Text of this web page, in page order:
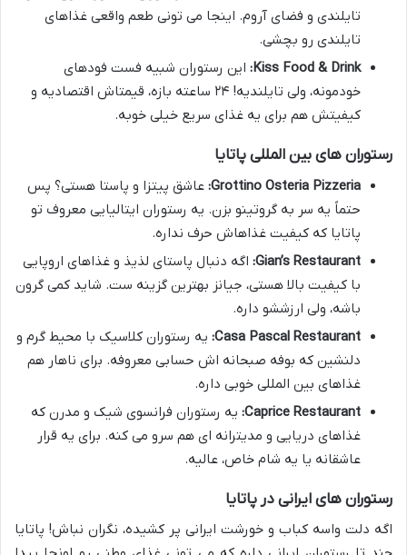
تایلندی و فضای آروم. اینجا می تونی طعم واقعی غذاهای
تایلندی رو بچشی.
Kiss Food & Drink: این رستوران شبیه فست فودهای
خودمونه، ولی تایلندیه! ۲۴ ساعته بازه، قیمتاش اقتصادیه و
کیفیتش هم برای یه غذای سریع خیلی خوبه.
رستوران های بین المللی پاتایا
Grottino Osteria Pizzeria: عاشق پیتزا و پاستا هستی؟ پس
حتماً یه سر به گروتینو بزن. یه رستوران ایتالیایی معروف تو
پاتایا که کیفیت غذاهاش حرف نداره.
Gian’s Restaurant: اگه دنبال پاستای لذیذ و غذاهای اروپایی
با کیفیت بالا هستی، جیانز بهترین گزینه ست. شاید کمی گرون
باشه، ولی ارزششو داره.
Casa Pascal Restaurant: یه رستوران کلاسیک با محیط گرم و
دلنشین که بوفه صبحانه اش حسابی معروفه. برای ناهار هم
غذاهای بین المللی خوبی داره.
Caprice Restaurant: یه رستوران فرانسوی شیک و مدرن که
غذاهای دریایی و مدیترانه ای هم سرو می کنه. برای یه قرار
عاشقانه یا یه شام خاص، عالیه.
رستوران های ایرانی در پاتایا
اگه دلت واسه کباب و خورشت ایرانی پر کشیده، نگران نباش! پاتایا